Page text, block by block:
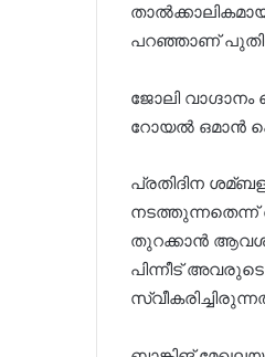
പറഞ്ഞാണ് പുതിയ
ജോലി
റോയല്‍ ഒമാൻ
പ്രതിദിന
നടത്തുന്നതെന്ന്
തുറക്കാൻ
പിന്നീട്